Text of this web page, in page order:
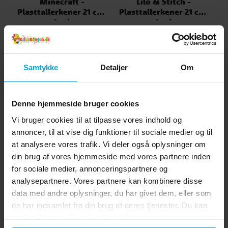
Samtykke Detaljer Om
Denne hjemmeside bruger cookies
Vi bruger cookies til at tilpasse vores indhold og
annoncer, til at vise dig funktioner til sociale medier og til
at analysere vores trafik. Vi deler også oplysninger om
din brug af vores hjemmeside med vores partnere inden
for sociale medier, annonceringspartnere og
analysepartnere. Vores partnere kan kombinere disse
data med andre oplysninger, du har givet dem, eller som
de har indsamlet fra din brug af deres tjenester. Du kan
Plasttallerkener 21 cm,
4 stk
KØB
Plasttallerkener 21 cm,
4 stk
59 kr.
59 kr.
KØB
Andre købte også